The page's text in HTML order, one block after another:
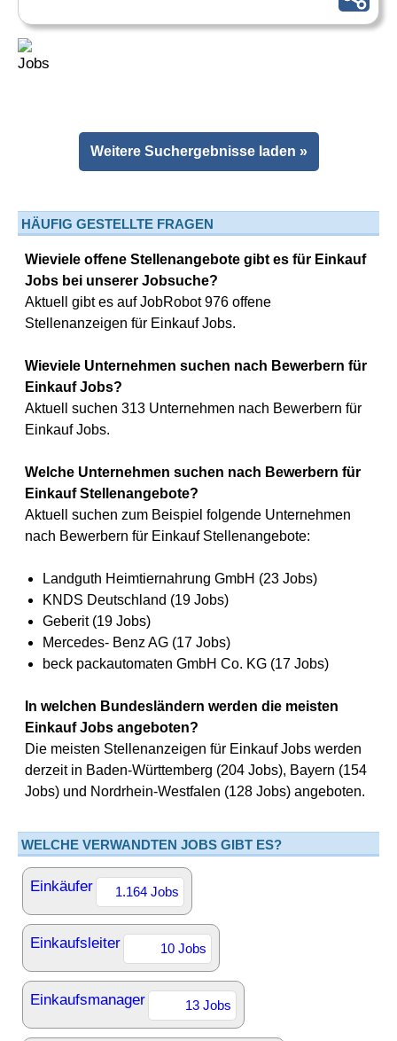
Weitere Suchergebnisse laden »
HÄUFIG GESTELLTE FRAGEN
Wieviele offene Stellenangebote gibt es für Einkauf
Jobs bei unserer Jobsuche?
Aktuell gibt es auf JobRobot 976 offene
Stellenanzeigen für Einkauf Jobs.
Wieviele Unternehmen suchen nach Bewerbern für
Einkauf Jobs?
Aktuell suchen 313 Unternehmen nach Bewerbern für
Einkauf Jobs.
Welche Unternehmen suchen nach Bewerbern für
Einkauf Stellenangebote?
Aktuell suchen zum Beispiel folgende Unternehmen
nach Bewerbern für Einkauf Stellenangebote:
Landguth Heimtiernahrung GmbH (23 Jobs)
KNDS Deutschland (19 Jobs)
Geberit (19 Jobs)
Mercedes- Benz AG (17 Jobs)
beck packautomaten GmbH Co. KG (17 Jobs)
In welchen Bundesländern werden die meisten
Einkauf Jobs angeboten?
Die meisten Stellenanzeigen für Einkauf Jobs werden
derzeit in Baden-Württemberg (204 Jobs), Bayern (154
Jobs) und Nordrhein-Westfalen (128 Jobs) angeboten.
WELCHE VERWANDTEN JOBS GIBT ES?
Einkäufer 1.164 Jobs
Einkaufsleiter 10 Jobs
Einkaufsmanager 13 Jobs